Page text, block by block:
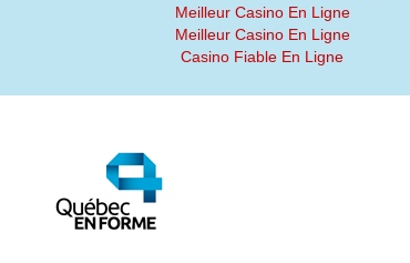
Meilleur Casino En Ligne
Meilleur Casino En Ligne
Casino Fiable En Ligne